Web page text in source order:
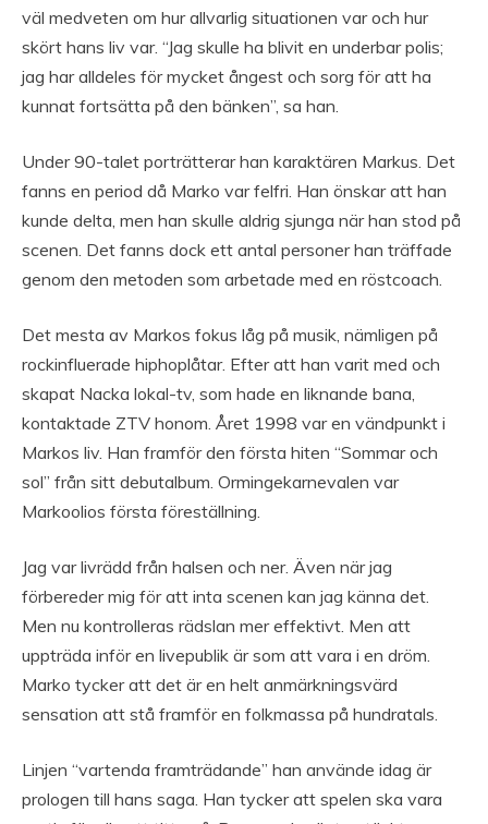
väl medveten om hur allvarlig situationen var och hur
skört hans liv var. “Jag skulle ha blivit en underbar polis;
jag har alldeles för mycket ångest och sorg för att ha
kunnat fortsätta på den bänken”, sa han.
Under 90-talet porträtterar han karaktären Markus. Det
fanns en period då Marko var felfri. Han önskar att han
kunde delta, men han skulle aldrig sjunga när han stod på
scenen. Det fanns dock ett antal personer han träffade
genom den metoden som arbetade med en röstcoach.
Det mesta av Markos fokus låg på musik, nämligen på
rockinfluerade hiphoplåtar. Efter att han varit med och
skapat Nacka lokal-tv, som hade en liknande bana,
kontaktade ZTV honom. Året 1998 var en vändpunkt i
Markos liv. Han framför den första hiten “Sommar och
sol” från sitt debutalbum. Ormingekarnevalen var
Markoolios första föreställning.
Jag var livrädd från halsen och ner. Även när jag
förbereder mig för att inta scenen kan jag känna det.
Men nu kontrolleras rädslan mer effektivt. Men att
uppträda inför en livepublik är som att vara i en dröm.
Marko tycker att det är en helt anmärkningsvärd
sensation att stå framför en folkmassa på hundratals.
Linjen “vartenda framträdande” han använde idag är
prologen till hans saga. Han tycker att spelen ska vara